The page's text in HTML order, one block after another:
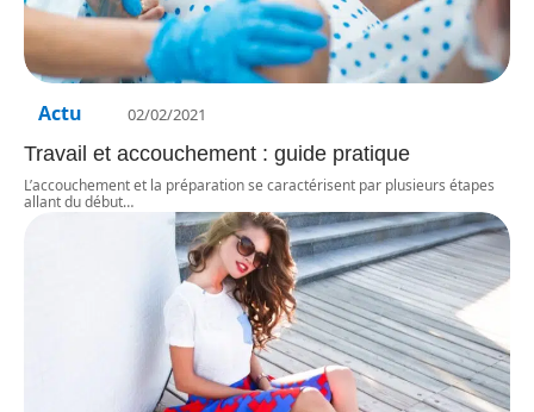
Actu 02/02/2021
Travail et accouchement : guide pratique
L’accouchement et la préparation se caractérisent par plusieurs étapes
allant du début…